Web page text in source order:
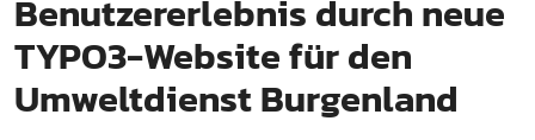
Benutzererlebnis durch neue
TYPO3-Website für den
Umweltdienst Burgenland